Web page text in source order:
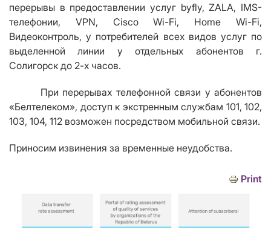
перерывы в предоставлении услуг byfly, ZALA, IMS-
телефонии, VPN, Cisco Wi-Fi, Home Wi-Fi,
Видеоконтроль, у потребителей всех видов услуг по
выделенной линии у отдельных абонентов г.
Солигорск до 2-х часов.
При перерывах телефонной связи у абонентов
«Белтелеком», доступ к экстренным службам 101, 102,
103, 104, 112 возможен посредством мобильной связи.
Приносим извинения за временные неудобства.
Print